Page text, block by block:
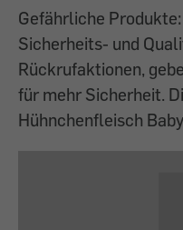
Gefährliche
Sicherheits- und
Rückrufaktionen,
für mehr Sicherheit.
Hühnchenfleisch